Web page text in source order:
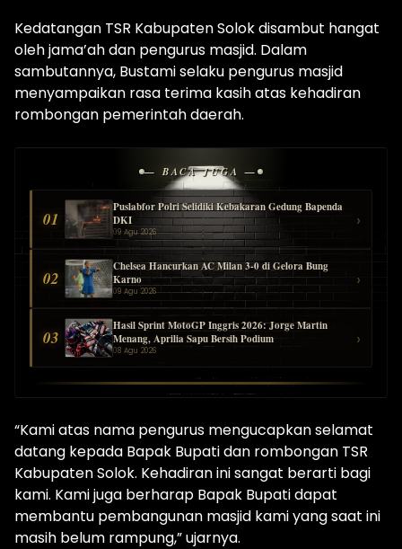
Kedatangan TSR Kabupaten Solok disambut hangat
oleh jama’ah dan pengurus masjid. Dalam
sambutannya, Bustami selaku pengurus masjid
menyampaikan rasa terima kasih atas kehadiran
rombongan pemerintah daerah.
— BACA JUGA —
01
Puslabfor Polri Selidiki Kebakaran Gedung Bapenda
DKI
09 Agu 2026
›
02
Chelsea Hancurkan AC Milan 3-0 di Gelora Bung
Karno
09 Agu 2026
›
03
Hasil Sprint MotoGP Inggris 2026: Jorge Martin
Menang, Aprilia Sapu Bersih Podium
08 Agu 2026
›
“Kami atas nama pengurus mengucapkan selamat
datang kepada Bapak Bupati dan rombongan TSR
Kabupaten Solok. Kehadiran ini sangat berarti bagi
kami. Kami juga berharap Bapak Bupati dapat
membantu pembangunan masjid kami yang saat ini
masih belum rampung,” ujarnya.